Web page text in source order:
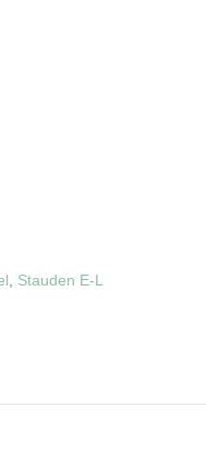
Stauden E-L